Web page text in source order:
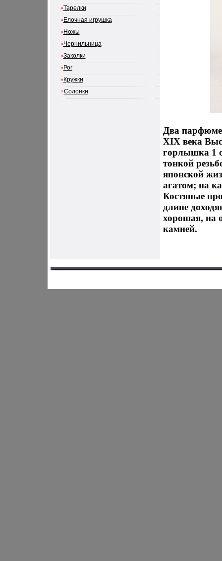
»Тарелки
»Елочная игрушка
»Ножы
»Чернильница
»Заколки
»Рог
»Кружки
>Солонки
Два
XIX века
горлышка 1
тонкой
японской
агатом; на
Костяные
длине
хорошая, на
камней.